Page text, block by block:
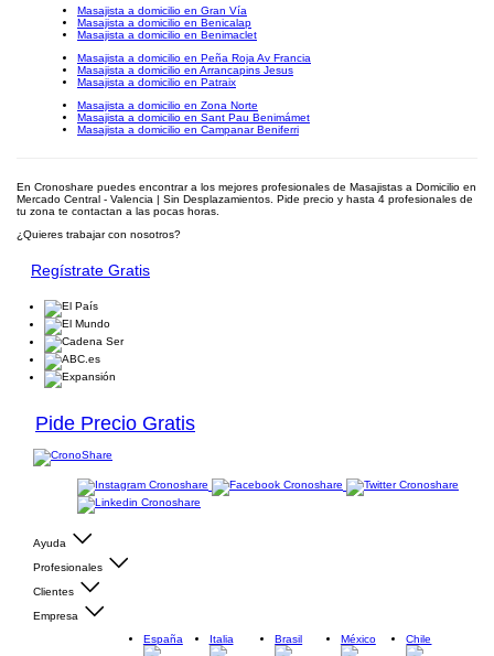
Masajista a domicilio en Gran Vía
Masajista a domicilio en Benicalap
Masajista a domicilio en Benimaclet
Masajista a domicilio en Peña Roja Av Francia
Masajista a domicilio en Arrancapins Jesus
Masajista a domicilio en Patraix
Masajista a domicilio en Zona Norte
Masajista a domicilio en Sant Pau Benimámet
Masajista a domicilio en Campanar Beniferri
En Cronoshare puedes encontrar a los mejores profesionales de Masajistas a Domicilio en
Mercado Central - Valencia | Sin Desplazamientos. Pide precio y hasta 4 profesionales de
tu zona te contactan a las pocas horas.
¿Quieres trabajar con nosotros?
Regístrate Gratis
Pide Precio Gratis
Ayuda
Profesionales
Clientes
Empresa
España
Italia Brasil México Chile